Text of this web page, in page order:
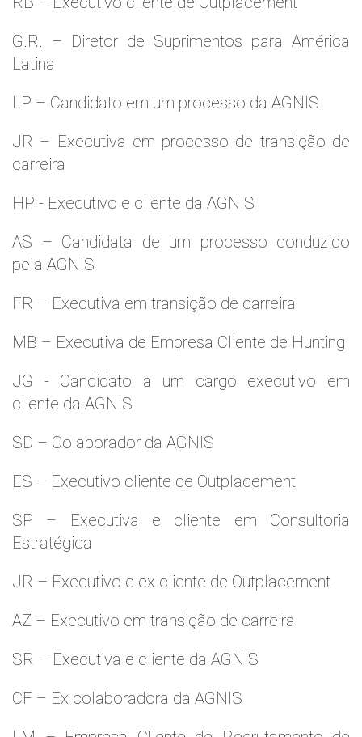
G.R. – Diretor de Suprimentos para América
Latina
LP – Candidato em um processo da AGNIS
JR – Executiva em processo de transição de
carreira
HP - Executivo e cliente da AGNIS
AS – Candidata de um processo conduzido
pela AGNIS
FR – Executiva em transição de carreira
MB – Executiva de Empresa Cliente de Hunting
JG - Candidato a um cargo executivo em
cliente da AGNIS
SD – Colaborador da AGNIS
ES – Executivo cliente de Outplacement
SP – Executiva e cliente em Consultoria
Estratégica
JR – Executivo e ex cliente de Outplacement
AZ – Executivo em transição de carreira
SR – Executiva e cliente da AGNIS
CF – Ex colaboradora da AGNIS